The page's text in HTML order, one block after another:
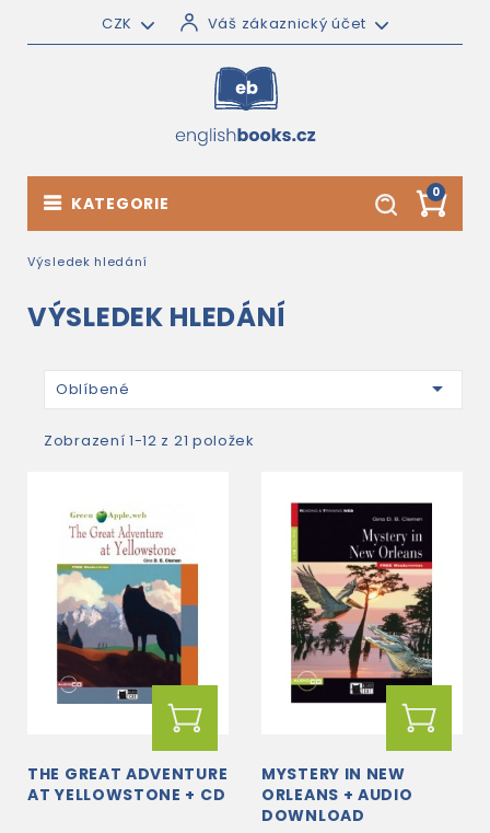
CZK Váš zákaznický účet
0
KATEGORIE
Výsledek hledání
VÝSLEDEK HLEDÁNÍ
Oblíbené 
Zobrazení 1-12 z 21 položek
THE GREAT ADVENTURE
AT YELLOWSTONE + CD
MYSTERY IN NEW
ORLEANS + AUDIO
DOWNLOAD